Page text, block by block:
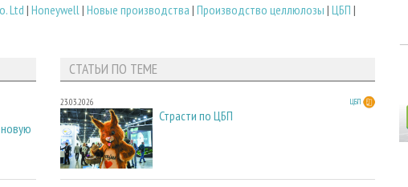
Ltd | Honeywell | Новые производства | Производство целлюлозы | ЦБП |
СТАТЬИ ПО ТЕМЕ
23.03.2026 ЦБП
Страсти по ЦБП